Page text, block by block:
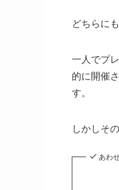
どちらに
一人でプ
的に開催
す。
しかしそ
あわ